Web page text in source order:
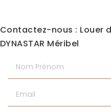
Contactez-nous : Louer
DYNASTAR Méribel
Nom Prénom
Email